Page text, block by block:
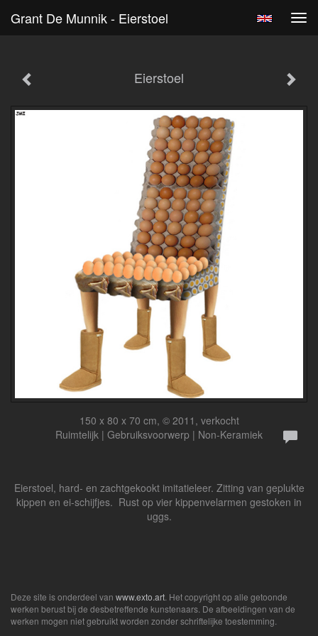
Grant De Munnik - Eierstoel
Eierstoel
150 x 80 x 70 cm, © 2011, verkocht
Ruimtelijk | Gebruiksvoorwerp | Non-Keramiek
Eierstoel, hard- en zachtgekookt imitatieleer. Zitting van geplukte
kippen en ei-schijfjes. Rust op vier kippenvelarmen gestoken in
uggs.
Deze site is onderdeel van www.exto.art . Het copyright op alle getoonde
werken berust bij de desbetreffende kunstenaars. De afbeeldingen van de
werken mogen niet gebruikt worden zonder schriftelijke toestemming.